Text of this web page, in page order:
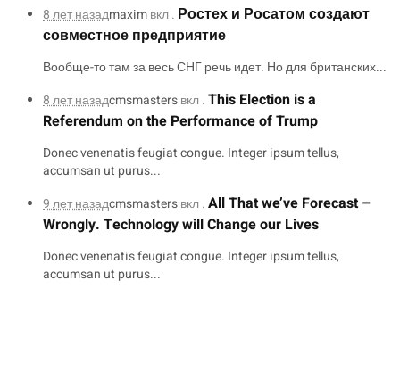
8 лет назадmaximвкл . Ростех и Росатом создают
совместное предприятие
Вообще-то там за весь СНГ речь идет. Но для британских...
8 лет назадcmsmastersвкл .This Election is a
Referendum on the Performance of Trump
Donec venenatis feugiat congue. Integer ipsum tellus,
accumsan ut purus...
9 лет назадcmsmastersвкл .All That we’ve Forecast –
Wrongly. Technology will Change our Lives
Donec venenatis feugiat congue. Integer ipsum tellus,
accumsan ut purus...